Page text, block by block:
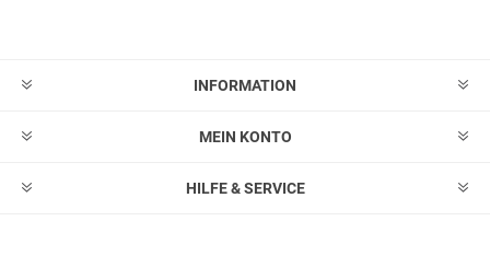
INFORMATION
MEIN KONTO
HILFE & SERVICE